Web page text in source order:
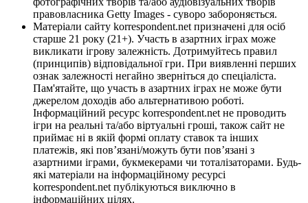
правовласника Getty Images - суворо забороняється.
Матеріали сайту korrespondent.net призначені для осіб
старше 21 року (21+). Участь в азартних іграх може
викликати ігрову залежність. Дотримуйтесь правил
(принципів) відповідальної гри. При виявленні перших
ознак залежності негайно зверніться до спеціаліста.
Пам'ятайте, що участь в азартних іграх не може бути
джерелом доходів або альтернативою роботі.
Інформаційний ресурс korrespondent.net не проводить
ігри на реальні та/або віртуальні гроші, також сайт не
приймає ні в якій формі оплату ставок та інших
платежів, які пов’язані/можуть бути пов’язані з
азартними іграми, букмекерами чи тоталізаторами. Будь-
які матеріали на інформаційному ресурсі
korrespondent.net публікуються виключно в
інформаційних цілях.